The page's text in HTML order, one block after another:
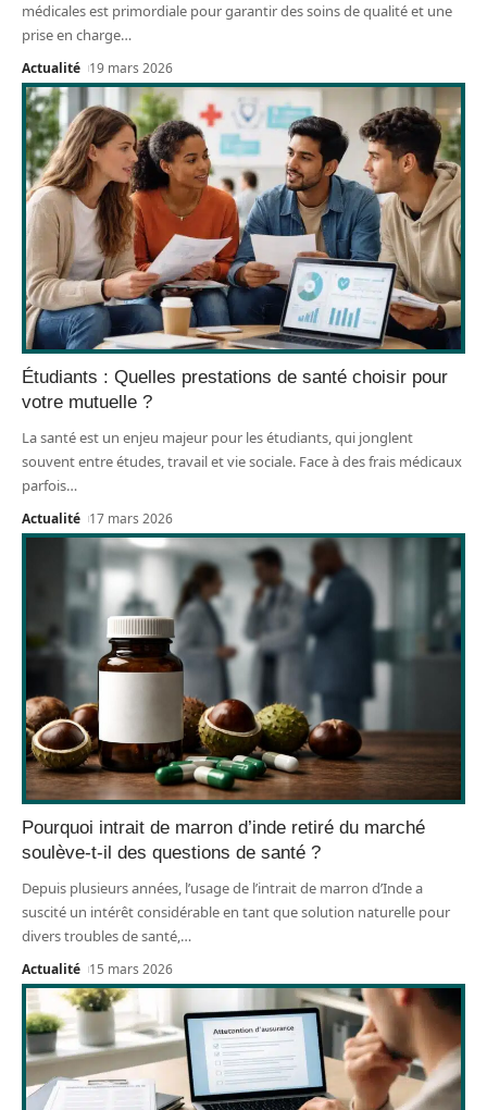
médicales est primordiale pour garantir des soins de qualité et une
prise en charge…
Actualité 19 mars 2026
Étudiants : Quelles prestations de santé choisir pour
votre mutuelle ?
La santé est un enjeu majeur pour les étudiants, qui jonglent
souvent entre études, travail et vie sociale. Face à des frais médicaux
parfois…
Actualité 17 mars 2026
Pourquoi intrait de marron d’inde retiré du marché
soulève-t-il des questions de santé ?
Depuis plusieurs années, l’usage de l’intrait de marron d’Inde a
suscité un intérêt considérable en tant que solution naturelle pour
divers troubles de santé,…
Actualité 15 mars 2026